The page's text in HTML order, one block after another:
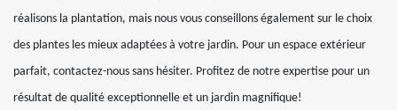
réalisons la plantation, mais nous vous conseillons également sur le choix
des plantes les mieux adaptées à votre jardin. Pour un espace extérieur
parfait, contactez-nous sans hésiter. Profitez de notre expertise pour un
résultat de qualité exceptionnelle et un jardin magnifique!